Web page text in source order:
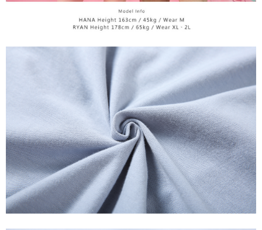
(Hanya untuk nombor langganan peribadi, tidak terbuka untuk syarikat
2. Pilihan kaedah pembayaran "Pembayaran Ansuran Gogo", selepas
ansuran yang diingini, tarikh akhir pembayaran, dan setelah
mengesahkan pembayaran, transaksi akan selesai.
3. Jumlah kelulusan sebenar, bilangan ansuran dan jumlah bayaran
adalah berdasarkan halaman pengesahan transaksi seterusnya.
4. Dalam masa 30 minit selepas pesanan ditubuhkan, jika tidak pergi
untuk mengesahkan transaksi atau jika tidak lulus semakan, pesanan
akan dibatalkan secara automatik. Jika terdapat situasi "pindah untuk
semakan khusus" yang tidak lulus, ini menunjukkan bahawa sistem
penilaian tidak mencukupi, tiada penjelasan mengenai kandungan
penilaian boleh diberikan.
【Penerangan Kaedah Pembayaran】
1. Pembayaran ansuran tidak digabungkan dalam bil telekomunikasi,
"Pembayaran Ansuran Gogo" akan menghantar SMS peringatan
pembayaran selepas tarikh penyelesaian bulanan.
2. Melalui pautan SMS untuk membuka bil, anda boleh memilih untuk
peribadi yang disenaraikan seperti di atas akan dikumpul dan digunakan
oleh AFTEE, sila jangan gunakan perkhidmatan ini.